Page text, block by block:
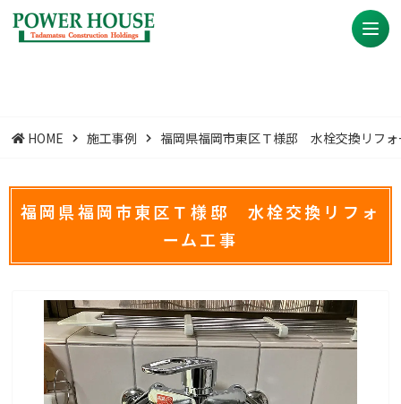
HOME 施工事例 福岡県福岡市東区Ｔ様邸 水栓交換リフ
福岡県福岡市東区Ｔ様邸 水栓交換リフォ
ーム工事